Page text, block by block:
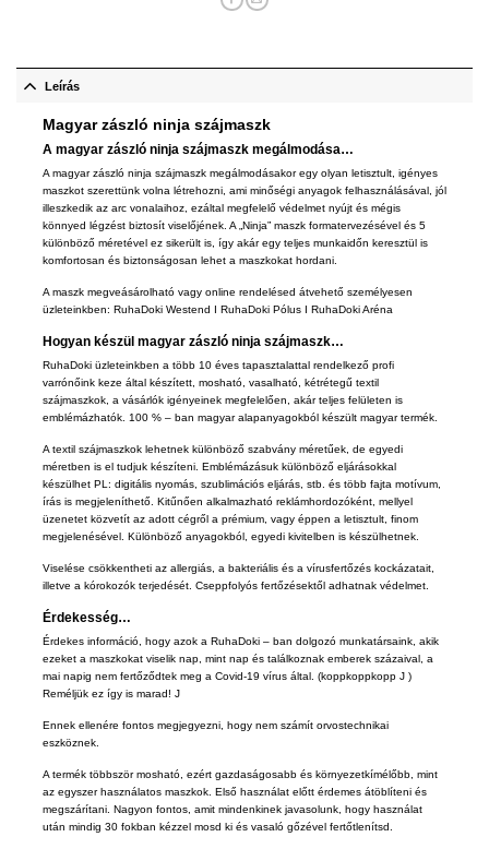
Leírás
Magyar zászló ninja szájmaszk
A magyar zászló ninja szájmaszkmegálmodása…
A magyar zászló ninja szájmaszkmegálmodásakor egy olyan letisztult, igényes
maszkot szerettünk volna létrehozni, ami minőségi anyagok felhasználásával, jól
illeszkedik az arc vonalaihoz, ezáltal megfelelő védelmet nyújt és mégis
könnyed légzést biztosít viselőjének. A „Ninja” maszkformatervezésével és 5
különböző méretével ez sikerült is, így akár egy teljes munkaidőn keresztül is
komfortosan és biztonságosan lehet a maszkokat hordani.
A maszk megveásárolható vagy online rendelésed átvehető személyesen
üzleteinkben: RuhaDoki Westend I RuhaDoki PólusI RuhaDoki Aréna
Hogyan készül magyar zászló ninja szájmaszk…
RuhaDoki üzleteinkben a több 10 éves tapasztalattal rendelkező profi
varrónőink keze által készített, mosható, vasalható, kétrétegű textil
szájmaszkok, a vásárlók igényeinek megfelelően, akár teljes felületen is
emblémázhatók. 100 % – ban magyar alapanyagokból készült magyar termék.
A textil szájmaszkoklehetnek különböző szabvány méretűek, de egyedi
méretben is el tudjuk készíteni. Emblémázásuk különböző eljárásokkal
készülhet PL: digitális nyomás, szublimációs eljárás, stb. és több fajta motívum,
írás is megjeleníthető. Kitűnően alkalmazható reklámhordozóként, mellyel
üzenetet közvetít az adott cégről a prémium, vagy éppen a letisztult, finom
megjelenésével. Különböző anyagokból, egyedi kivitelben is készülhetnek.
Viselése csökkentheti az allergiás, a bakteriális és a vírusfertőzés kockázatait,
illetve a kórokozók terjedését. Cseppfolyós fertőzésektől adhatnak védelmet.
Érdekesség…
Érdekes információ, hogy azok a RuhaDoki – ban dolgozó munkatársaink, akik
ezeket a maszkokat viselik nap, mint nap és találkoznak emberek százaival, a
mai napig nem fertőződtek meg a Covid-19 vírus által. (koppkoppkopp J )
Reméljük ez így is marad! J
Ennek ellenére fontos megjegyezni, hogy nem számít orvostechnikai
eszköznek.
A termék többször mosható, ezért gazdaságosabb és környezetkímélőbb, mint
az egyszer használatos maszkok. Első használat előtt érdemes átöblíteni és
megszárítani. Nagyon fontos, amit mindenkinek javasolunk, hogy használat
után mindig 30 fokban kézzel mosd ki és vasaló gőzével fertőtlenítsd.